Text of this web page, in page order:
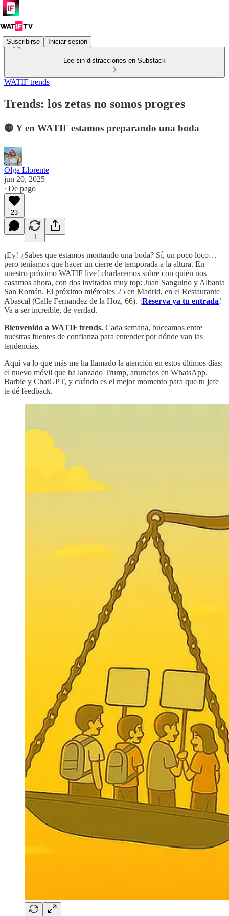
Suscribirse Iniciar sesión
Lee sin distracciones en Substack
WATIF trends
Trends: los zetas no somos progres
🟡 Y en WATIF estamos preparando una boda
Olga Llorente
jun 20, 2025
∙ De pago
23
1
¡Ey! ¿Sabes que estamos montando una boda? Sí, un poco loco…
pero teníamos que hacer un cierre de temporada a la altura. En
nuestro próximo WATIF live! charlaremos sobre con quién nos
casamos ahora, con dos invitados muy top: Juan Sanguino y Albanta
San Román. El próximo miércoles 25 en Madrid, en el Restaurante
Abascal (Calle Fernandez de la Hoz, 66). ¡Reserva ya tu entrada!
Va a ser increíble, de verdad.
Bienvenido a WATIF trends. Cada semana, buceamos entre
nuestras fuentes de confianza para entender por dónde van las
tendencias.
Aquí va lo que más me ha llamado la atención en estos últimos días:
el nuevo móvil que ha lanzado Trump, anuncios en WhatsApp,
Barbie y ChatGPT, y cuándo es el mejor momento para que tu jefe
te dé feedback.